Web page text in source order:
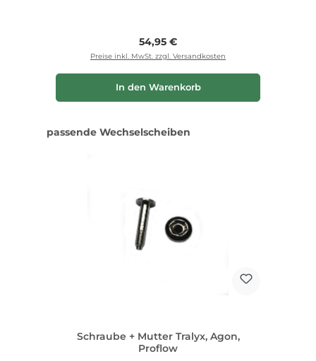
Regulärer Preis:
54,95 €
Preise inkl. MwSt. zzgl. Versandkosten
In den Warenkorb
Produktgalerie überspringen
passende Wechselscheiben
Schraube + Mutter Tralyx, Agon,
Proflow